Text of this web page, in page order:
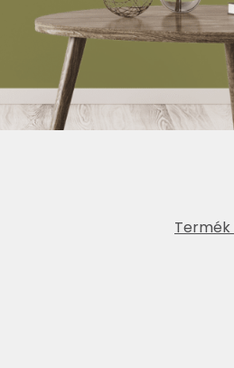
Termék